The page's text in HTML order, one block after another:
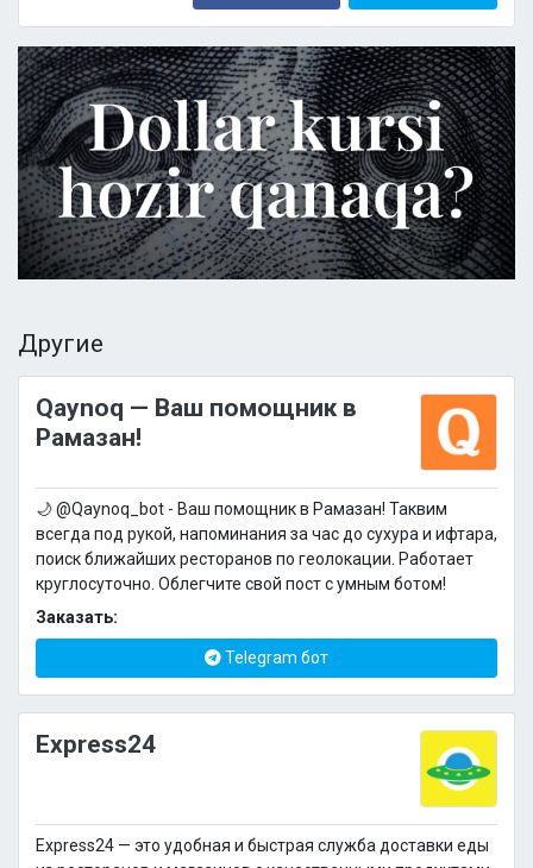
Другие
Qaynoq — Ваш помощник в
Рамазан!
🌙 @Qaynoq_bot - Ваш помощник в Рамазан! Таквим
всегда под рукой, напоминания за час до сухура и ифтара,
поиск ближайших ресторанов по геолокации. Работает
круглосуточно. Облегчите свой пост с умным ботом!
Заказать:
Telegram бот
Express24
Express24 — это удобная и быстрая служба доставки еды